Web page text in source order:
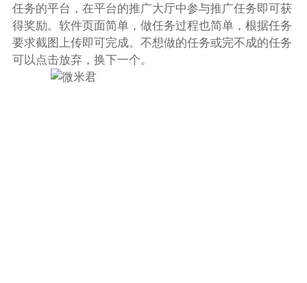
任务的平台，在平台的推广大厅中参与推广任务即可获
得奖励。软件页面简单，做任务过程也简单，根据任务
要求截图上传即可完成。不想做的任务或完不成的任务
可以点击放弃，换下一个。